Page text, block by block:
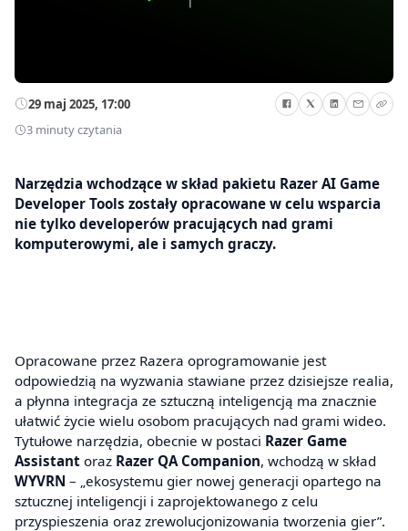
29 maj 2025, 17:00
3 minuty czytania
Narzędzia wchodzące w skład pakietu Razer AI Game
Developer Tools zostały opracowane w celu wsparcia
nie tylko developerów pracujących nad grami
komputerowymi, ale i samych graczy.
Opracowane przez Razera oprogramowanie jest
odpowiedzią na wyzwania stawiane przez dzisiejsze realia,
a płynna integracja ze sztuczną inteligencją ma znacznie
ułatwić życie wielu osobom pracujących nad grami wideo.
Tytułowe narzędzia, obecnie w postaci Razer Game
Assistant oraz Razer QA Companion, wchodzą w skład
WYVRN – „ekosystemu gier nowej generacji opartego na
sztucznej inteligencji i zaprojektowanego z celu
przyspieszenia oraz zrewolucjonizowania tworzenia gier”.